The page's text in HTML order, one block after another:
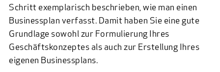
Schritt exemplarisch beschrieben, wie man einen
Businessplan verfasst. Damit haben Sie eine gute
Grundlage sowohl zur Formulierung Ihres
Geschäftskonzeptes als auch zur Erstellung Ihres
eigenen Businessplans.